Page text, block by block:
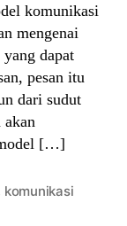
komunikasi
mengenai
dapat
pesan itu
dari sudut
akan
[…]
komunikasi